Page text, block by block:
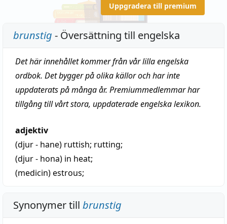
Uppgradera till premium
brunstig - Översättning till engelska
Det här innehållet kommer från vår lilla engelska
ordbok. Det bygger på olika källor och har inte
uppdaterats på många år. Premiummedlemmar har
tillgång till vårt stora, uppdaterade engelska lexikon.
adjektiv
(djur - hane) ruttish; rutting;
(djur - hona) in heat;
(medicin)estrous;
Synonymer till brunstig